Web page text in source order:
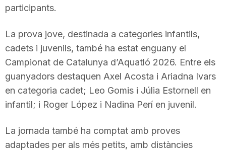
n
participants.
La prova jove, destinada a categories infantils,
cadets i juvenils, també ha estat enguany el
Campionat de Catalunya d’Aquatló 2026. Entre els
guanyadors destaquen Axel Acosta i Ariadna Ivars
en categoria cadet; Leo Gomis i Júlia Estornell en
infantil; i Roger López i Nadina Perí en juvenil.
La jornada també ha comptat amb proves
adaptades per als més petits, amb distàncies